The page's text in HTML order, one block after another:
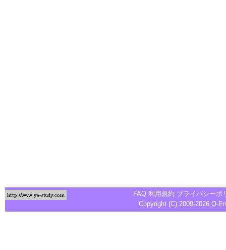
FAQ 利用規約 プライバシーポ
Copyright (C) 2009-2026 Q-